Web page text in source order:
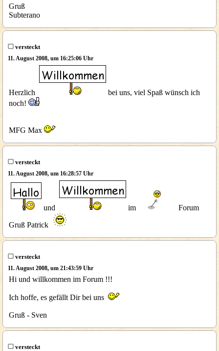
Gruß
Subterano
versteckt
11. August 2008, um 16:25:06 Uhr
Herzlich
bei uns, viel Spaß wünsch ich
noch!
MFG Max
versteckt
11. August 2008, um 16:28:57 Uhr
und im Forum
Gruß Patrick
versteckt
11. August 2008, um 21:43:59 Uhr
Hi und willkommen im Forum !!!
Ich hoffe, es gefällt Dir bei uns
Gruß - Sven
versteckt